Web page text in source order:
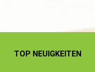
TOP NEUIGKEITEN